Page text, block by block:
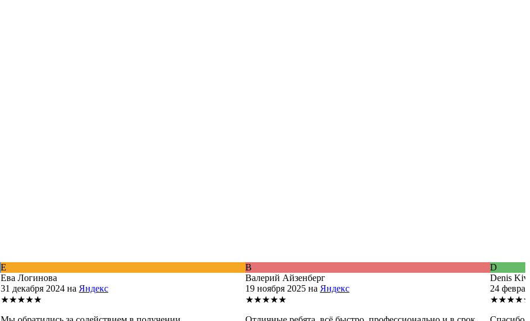
Е
Ева Логинова
31 декабря 2024 на Яндекс
★★★★★
В
Валерий Айзенберг
19 ноября 2025 на Яндекс
★★★★★
D
Denis
24